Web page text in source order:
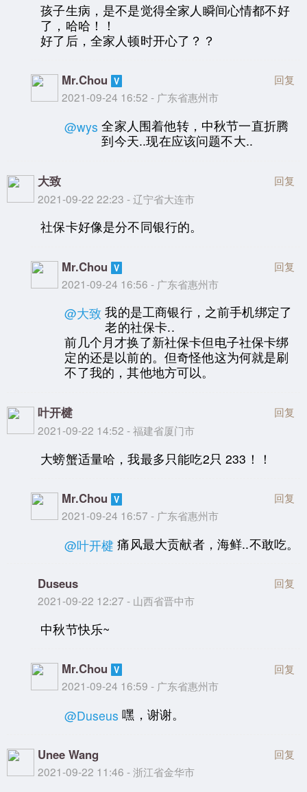
孩子生病，是不是觉得全家人瞬间心情都不好
了，哈哈！！
好了后，全家人顿时开心了？？
Mr.Chou
2021-09-24 16:52 - 广东省惠州市
回复
@wys 全家人围着他转，中秋节一直折腾
到今天..现在应该问题不大..
大致
2021-09-22 22:23 - 辽宁省大连市
回复
社保卡好像是分不同银行的。
Mr.Chou
2021-09-24 16:56 - 广东省惠州市
回复
@大致 我的是工商银行，之前手机绑定了
老的社保卡..
前几个月才换了新社保卡但电子社保卡绑
定的还是以前的。但奇怪他这为何就是刷
不了我的，其他地方可以。
叶开楗
2021-09-22 14:52 - 福建省厦门市
回复
大螃蟹适量哈，我最多只能吃2只 233！！
Mr.Chou
2021-09-24 16:57 - 广东省惠州市
回复
@叶开楗 痛风最大贡献者，海鲜..不敢吃。
Duseus
2021-09-22 12:27 - 山西省晋中市
回复
中秋节快乐~
Mr.Chou
2021-09-24 16:59 - 广东省惠州市
回复
@Duseus 嘿，谢谢。
Unee Wang
2021-09-22 11:46 - 浙江省金华市
回复